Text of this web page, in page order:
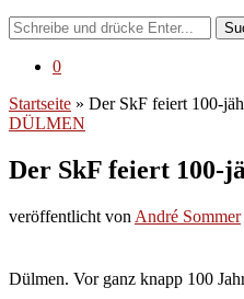
0
Startseite » Der SkF feiert 100-
DÜLMEN
Der SkF feiert 100-
veröffentlicht von André Sommer
Dülmen. Vor ganz knapp 100